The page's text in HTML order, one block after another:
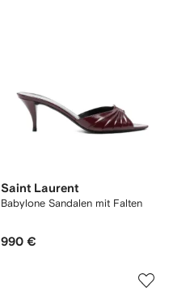
Saint Laurent
Babylone Sandalen mit Falten
990 €